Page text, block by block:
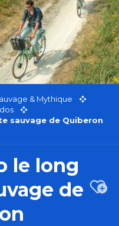
& Mythique
sauvage de Quiberon
le long
de